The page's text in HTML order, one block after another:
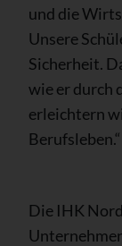
und die
Unsere
Sicherheit.
wie er durch
erleichtern
Berufsleben.“
Die IHK